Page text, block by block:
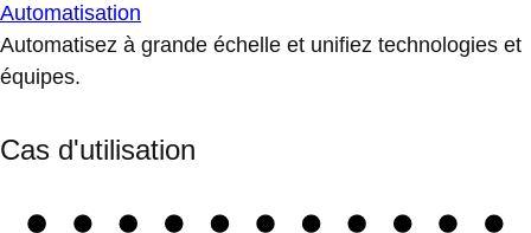
Automatisation
Automatisez à grande échelle et unifiez technologies et
équipes.
Cas d'utilisation